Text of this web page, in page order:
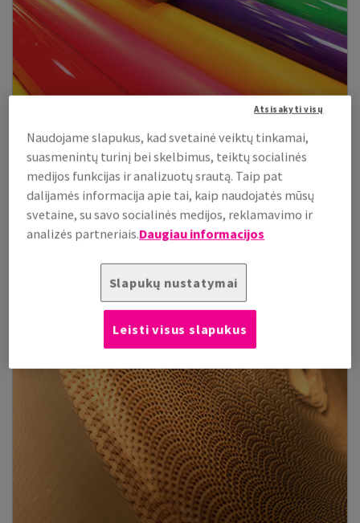
Vaizdinės reklamos produktai
Sužinokite apie pažangiausių produktų, įrankių ir įrangos
skirtos Jūsų vaizdinei reklamai kurti pasirinkimą.
Peržiūrėti prekes
Naudojame slapukus, kad svetainė veiktų tinkamai,
suasmenintų turinį bei skelbimus, teiktų socialinės
medijos funkcijas ir analizuotų srautą. Taip pat
dalijamės informacija apie tai, kaip naudojatės mūsų
svetaine, su savo socialinės medijos, reklamavimo ir
analizės partneriais.Daugiau informacijos
Slapukų nustatymai
Atsisakyti visų
Leisti visus slapukus